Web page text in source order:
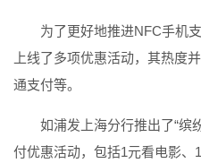
为了更好地推进NFC手机
上线了多项优惠活动，其热度
通支付等。
如浦发上海分行推出了“缤
付优惠活动，包括1元看电影